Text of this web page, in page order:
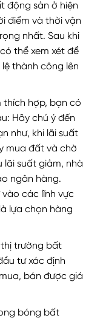
động sản ở hiện
điểm và thời vận
nhất. Sau khi
thể xem xét để
thành công lên
thích hợp, bạn có
Hãy chú ý đến
như, khi lãi suất
mua đất và chờ
lãi suất giảm, nhà
ngân hàng.
các lĩnh vực
lựa chọn hàng
thị trường bất
tư xác định
bán được giá
bóng bất